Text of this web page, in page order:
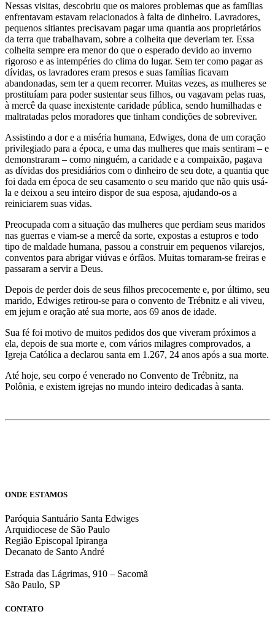
Nessas visitas, descobriu que os maiores problemas que as famílias
enfrentavam estavam relacionados à falta de dinheiro. Lavradores,
pequenos sitiantes precisavam pagar uma quantia aos proprietários
da terra que trabalhavam, sobre a colheita que deveriam ter. Essa
colheita sempre era menor do que o esperado devido ao inverno
rigoroso e as intempéries do clima do lugar. Sem ter como pagar as
dívidas, os lavradores eram presos e suas famílias ficavam
abandonadas, sem ter a quem recorrer. Muitas vezes, as mulheres se
prostituíam para poder sustentar seus filhos, ou vagavam pelas ruas,
à mercê da quase inexistente caridade pública, sendo humilhadas e
maltratadas pelos moradores que tinham condições de sobreviver.
Assistindo a dor e a miséria humana, Edwiges, dona de um coração
privilegiado para a época, e uma das mulheres que mais sentiram – e
demonstraram – como ninguém, a caridade e a compaixão, pagava
as dívidas dos presidiários com o dinheiro de seu dote, a quantia que
foi dada em época de seu casamento o seu marido que não quis usá-
la e deixou a seu inteiro dispor de sua esposa, ajudando-os a
reiniciarem suas vidas.
Preocupada com a situação das mulheres que perdiam seus maridos
nas guerras e viam-se a mercê da sorte, expostas a estupros e todo
tipo de maldade humana, passou a construir em pequenos vilarejos,
conventos para abrigar viúvas e órfãos. Muitas tornaram-se freiras e
passaram a servir a Deus.
Depois de perder dois de seus filhos precocemente e, por último, seu
marido, Edwiges retirou-se para o convento de Trébnitz e ali viveu,
em jejum e oração até sua morte, aos 69 anos de idade.
Sua fé foi motivo de muitos pedidos dos que viveram próximos a
ela, depois de sua morte e, com vários milagres comprovados, a
Igreja Católica a declarou santa em 1.267, 24 anos após a sua morte.
Até hoje, seu corpo é venerado no Convento de Trébnitz, na
Polônia, e existem igrejas no mundo inteiro dedicadas à santa.
ONDE ESTAMOS
Paróquia Santuário Santa Edwiges
Arquidiocese de São Paulo
Região Episcopal Ipiranga
Decanato de Santo André
Estrada das Lágrimas, 910 – Sacomã
São Paulo, SP
CONTATO